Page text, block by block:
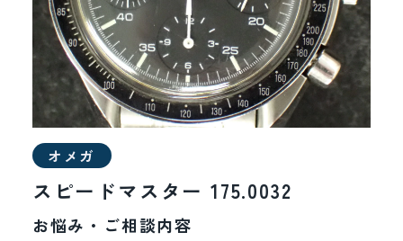
オメガ
スピードマスター 175.0032
お悩み・ご相談内容